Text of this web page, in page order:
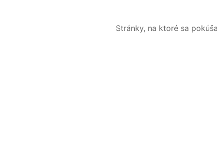
Stránky, na ktoré sa